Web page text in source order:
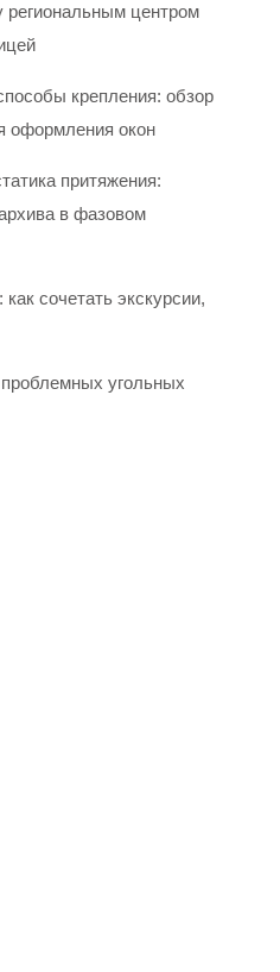
центром
крепления: обзор
оформления окон
притяжения:
в фазовом
сочетать экскурсии,
угольных